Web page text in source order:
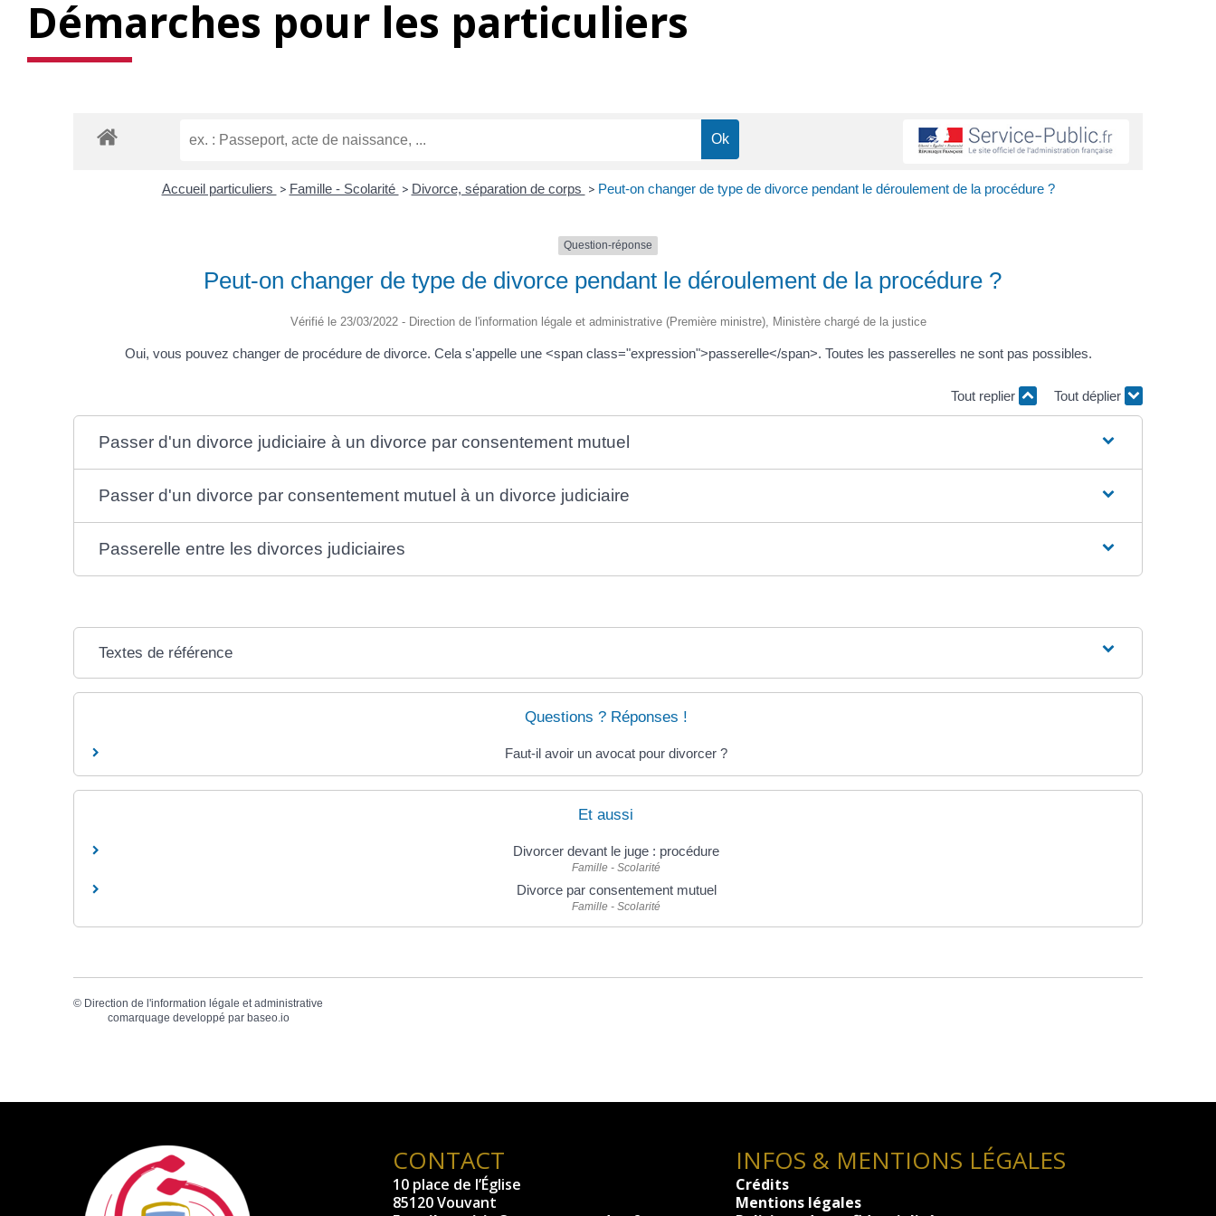
Démarches pour les particuliers
Accueil particuliers > Famille - Scolarité > Divorce, séparation de corps > Peut-on changer de type de divorce pendant le déroulement de la procédure ?
Question-réponse
Peut-on changer de type de divorce pendant le déroulement de la procédure ?
Vérifié le 23/03/2022 - Direction de l'information légale et administrative (Première ministre), Ministère chargé de la justice
Oui, vous pouvez changer de procédure de divorce. Cela s'appelle une <span class="expression">passerelle</span>. Toutes les passerelles ne sont pas possibles.
Tout replier Tout déplier
Passer d'un divorce judiciaire à un divorce par consentement mutuel
Passer d'un divorce par consentement mutuel à un divorce judiciaire
Passerelle entre les divorces judiciaires
Textes de référence
Questions ? Réponses !
Faut-il avoir un avocat pour divorcer ?
Et aussi
Divorcer devant le juge : procédure
Famille - Scolarité
Divorce par consentement mutuel
Famille - Scolarité
© Direction de l'information légale et administrative
comarquage developpé par baseo.io
CONTACT
10 place de l’Église
85120 Vouvant
INFOS & MENTIONS LÉGALES
Crédits
Mentions légales